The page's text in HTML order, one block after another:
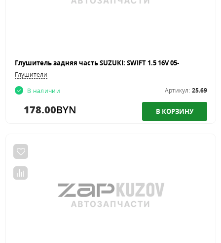
Глушитель задняя часть SUZUKI: SWIFT 1.5 16V 05-
Глушители
В наличии
Артикул: 25.69
178.00BYN